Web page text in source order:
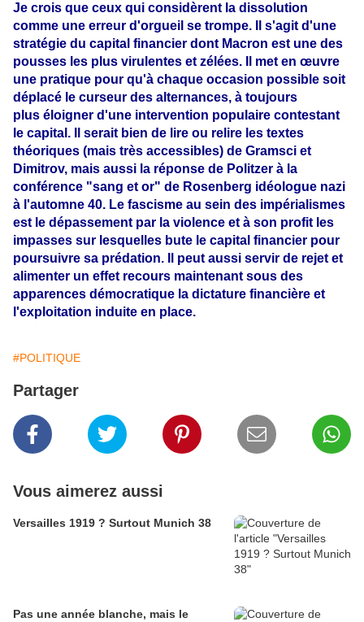
Je crois que ceux qui considèrent la dissolution
comme une erreur d'orgueil se trompe. Il s'agit d'une
stratégie du capital financier dont Macron est une des
pousses les plus virulentes et zélées. Il met en œuvre
une pratique pour qu'à chaque occasion possible soit
déplacé le curseur des alternances, à toujours
plus éloigner d'une intervention populaire contestant
le capital. Il serait bien de lire ou relire les textes
théoriques (mais très accessibles) de Gramsci et
Dimitrov, mais aussi la réponse de Politzer à la
conférence "sang et or" de Rosenberg idéologue nazi
à l'automne 40. Le fascisme au sein des impérialismes
est le dépassement par la violence et à son profit les
impasses sur lesquelles bute le capital financier pour
poursuivre sa prédation. Il peut aussi servir de rejet et
alimenter un effet recours maintenant sous des
apparences démocratique la dictature financière et
l'exploitation induite en place.
#POLITIQUE
Partager
Vous aimerez aussi
Versailles 1919 ? Surtout Munich 38
Pas une année blanche, mais le